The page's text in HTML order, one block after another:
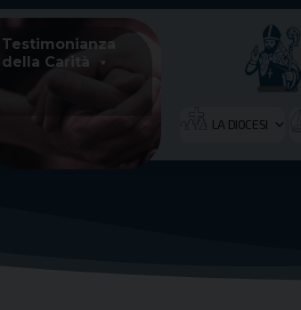
Testimonianza
della Carità
LA DIOCESI